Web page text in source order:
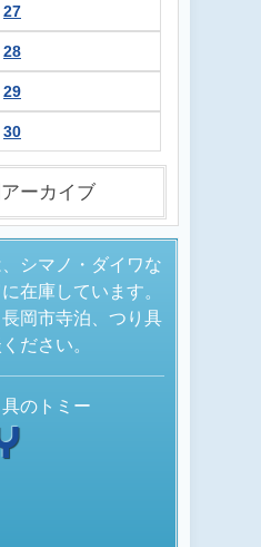
27
28
29
30
ーカイブ
シマノ・ダイワな
在庫しています。
岡市寺泊、つり具
ださい。
のトミー